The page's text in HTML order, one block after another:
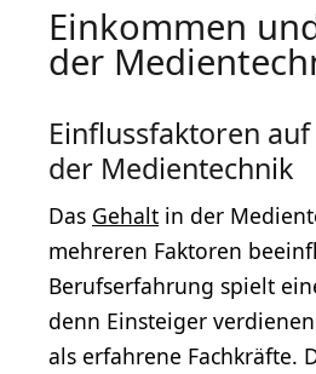
Einkommen
der
Einflussfaktoren
der Medientechnik
Das Gehalt in der
mehreren Faktoren
Berufserfahrung spielt
denn Einsteiger
als erfahrene Fachkräfte.